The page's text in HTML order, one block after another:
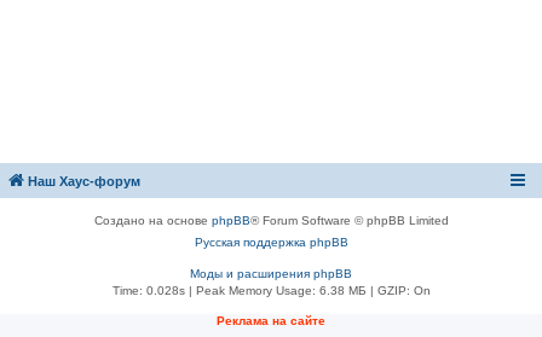
Наш Хаус-форум
Создано на основе phpBB® Forum Software © phpBB Limited
Русская поддержка phpBB
Моды и расширения phpBB
Time: 0.028s| Peak Memory Usage: 6.38 МБ | GZIP: On
Реклама на сайте